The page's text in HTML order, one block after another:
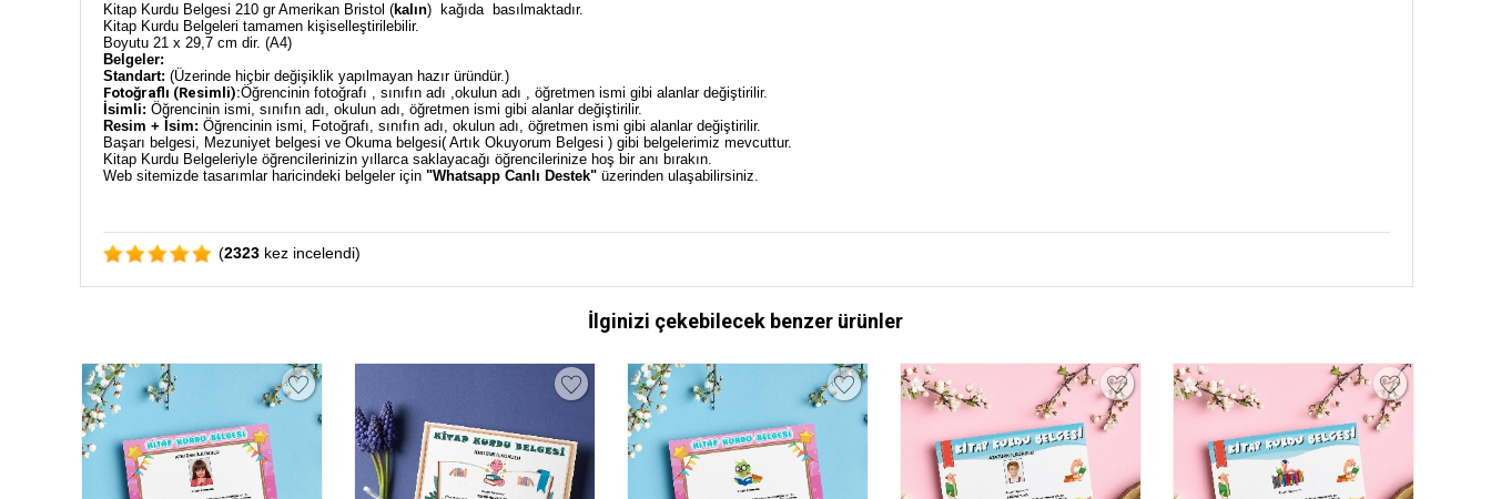
Kitap Kurdu Belgesi 210 gr Amerikan Bristol (kalın) kağıda basılmaktadır.
Kitap Kurdu Belgeleri tamamen kişiselleştirilebilir.
Boyutu 21 x 29,7 cm dir. (A4)
Belgeler:
Standart: (Üzerinde hiçbir değişiklik yapılmayan hazır üründür.)
Fotoğraflı (Resimli):Öğrencinin fotoğrafı , sınıfın adı ,okulun adı , öğretmen ismi gibi alanlar değiştirilir.
İsimli: Öğrencinin ismi, sınıfın adı, okulun adı, öğretmen ismi gibi alanlar değiştirilir.
Resim + İsim: Öğrencinin ismi, Fotoğrafı, sınıfın adı, okulun adı, öğretmen ismi gibi alanlar değiştirilir.
Başarı belgesi, Mezuniyet belgesi ve Okuma belgesi( Artık Okuyorum Belgesi ) gibi belgelerimiz mevcuttur.
Kitap Kurdu Belgeleriyle öğrencilerinizin yıllarca saklayacağı öğrencilerinize hoş bir anı bırakın.
Web sitemizde tasarımlar haricindeki belgeler için "Whatsapp Canlı Destek" üzerinden ulaşabilirsiniz.
(2323 kez incelendi)
İlginizi çekebilecek benzer ürünler